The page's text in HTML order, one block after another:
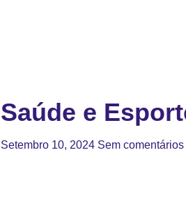
Saúde e
Setembro 10, 2024 Sem comentários